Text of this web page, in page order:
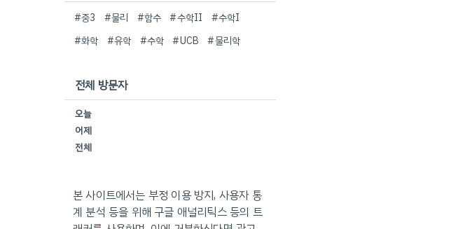
#중3 #물리 #함수 #수학II
#수학I
#화학
#유학 #수학 #UCB #물리학
전체 방문자
오늘
어제
전체
본 사이트에서는 부정 이용 방지, 사용자 통
계 분석 등을 위해 구글 애널리틱스 등의 트